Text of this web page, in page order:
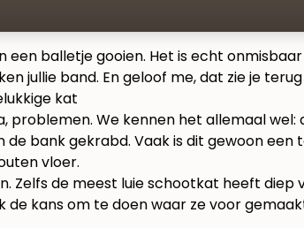
balletje gooien. Het is echt
jullie band. En geloof me, dat zie je
kat
problemen. We kennen het allemaal
bank gekrabd. Vaak is dit gewoon
Zelfs de meest luie schootkat heeft
kans om te doen waar ze voor